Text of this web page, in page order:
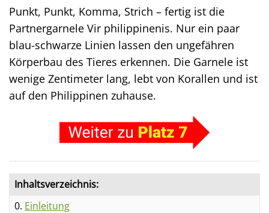
Punkt, Punkt, Komma, Strich – fertig ist die
Partnergarnele Vir philippinenis. Nur ein paar
blau-schwarze Linien lassen den ungefähren
Körperbau des Tieres erkennen. Die Garnele ist
wenige Zentimeter lang, lebt von Korallen und ist
auf den Philippinen zuhause.
Inhaltsverzeichnis:
0. Einleitung